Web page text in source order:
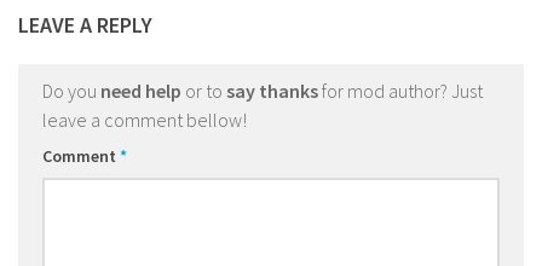
LEAVE A REPLY
Do you need help or to say thanksfor mod author? Just
leave a comment bellow!
Comment *